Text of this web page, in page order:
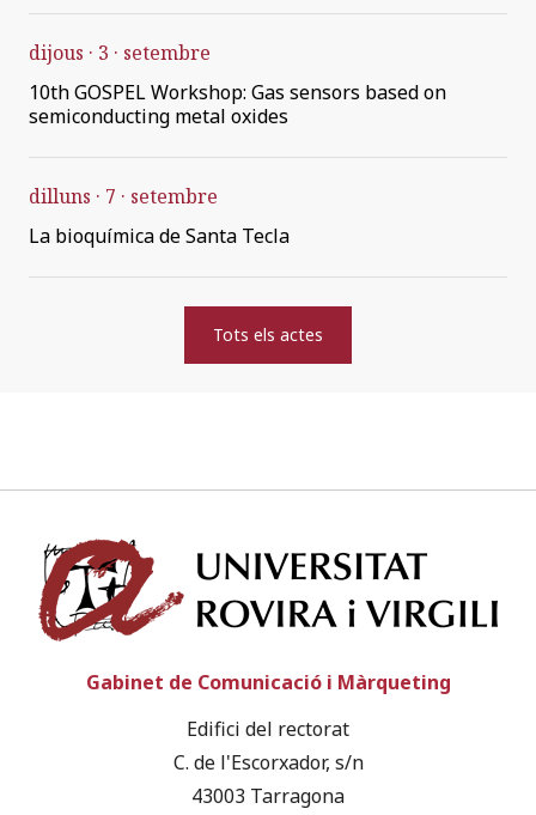
dijous 3
setembre
10th GOSPEL Workshop: Gas sensors based on
semiconducting metal oxides
dilluns 7
setembre
La bioquímica de Santa Tecla
Tots els actes
Gabinet de Comunicació i Màrqueting
Edifici del rectorat
C. de l'Escorxador, s/n
43003 Tarragona